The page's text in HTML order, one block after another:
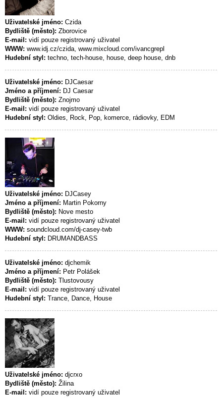
Uživatelské jméno: Czida
Bydliště (město): Zborovice
E-mail: vidí pouze registrovaný uživatel
WWW: www.idj.cz/czida, www.mixcloud.com/ivancgrepl
Hudební styl: techno, tech-house, house, deep house, dnb
Uživatelské jméno: DJCaesar
Jméno a příjmení: DJ Caesar
Bydliště (město): Znojmo
E-mail: vidí pouze registrovaný uživatel
Hudební styl: Oldies, Rock, Pop, komerce, rádiovky, EDM
Uživatelské jméno: DJCasey
Jméno a příjmení: Martin Pokorny
Bydliště (město): Nove mesto
E-mail: vidí pouze registrovaný uživatel
WWW: soundcloud.com/dj-casey-twb
Hudební styl: DRUMANDBASS
Uživatelské jméno: djchemik
Jméno a příjmení: Petr Polášek
Bydliště (město): Tlustovousy
E-mail: vidí pouze registrovaný uživatel
Hudební styl: Trance, Dance, House
Uživatelské jméno: djcrxo
Bydliště (město): Žilina
E-mail: vidí pouze registrovaný uživatel